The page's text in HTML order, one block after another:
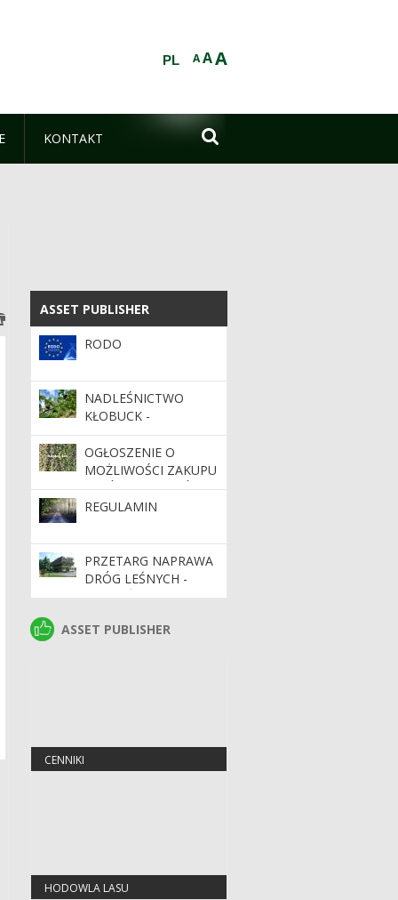
AAA
PL
KONTAKT 
ASSET PUBLISHER
ASSET PUBLISHER
RODO
NADLEŚNICTWO
KŁOBUCK -
INFORMACJA O
ZABIEGU
OCHRONNYM
OGŁOSZENIE O
MOŻLIWOŚCI ZAKUPU
LASÓW I GRUNTÓW
REGULAMIN
PRZETARG NAPRAWA
DRÓG LEŚNYCH -
NADLEŚNICTWO
ASSET PUBLISHER
ASSET PUBLISHER
CENNIKI
HODOWLA LASU